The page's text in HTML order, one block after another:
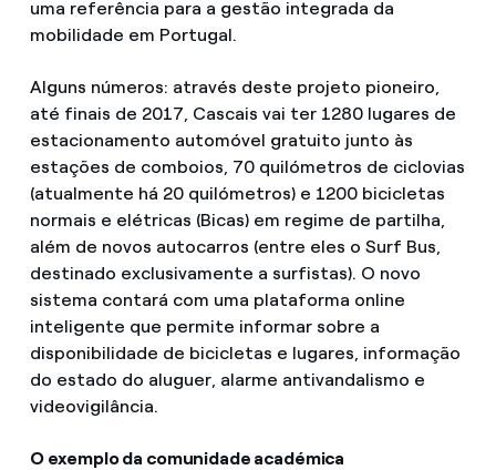
uma referência para a gestão integrada da
mobilidade em Portugal.
Alguns números: através deste projeto pioneiro,
até finais de 2017, Cascais vai ter 1280 lugares de
estacionamento automóvel gratuito junto às
estações de comboios, 70 quilómetros de ciclovias
(atualmente há 20 quilómetros) e 1200 bicicletas
normais e elétricas (Bicas) em regime de partilha,
além de novos autocarros (entre eles o Surf Bus,
destinado exclusivamente a surfistas). O novo
sistema contará com uma plataforma online
inteligente que permite informar sobre a
disponibilidade de bicicletas e lugares, informação
do estado do aluguer, alarme antivandalismo e
videovigilância.
O exemplo da comunidade académica